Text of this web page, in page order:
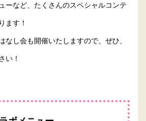
ーなど、たくさんのスペシャルコンテ
ます！
なし会も開催いたしますので、ぜひ、
い！